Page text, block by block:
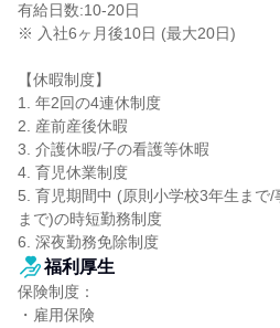
有給日数:10-20日
※ 入社6ヶ月後10日 (最大20日)
【休暇制度】
1. 年2回の4連休制度
2. 産前産後休暇
3. 介護休暇/子の看護等休暇
4. 育児休業制度
5. 育児期間中 (原則小学校3年生まで
まで)の時短勤務制度
6. 深夜勤務免除制度
福利厚生
保険制度：
・雇用保険